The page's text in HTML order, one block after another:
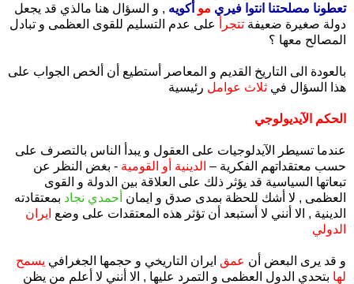
تعطونا مصلحتنا انتوا فيري مو أكويه , و السؤال هنا مالذي قد يجعل
دولة صغيرة ضعيفة تتجرأ
على عدم التسليم للقوى العظمى و تبادل
المصالح معها ؟
بالعودة الى التاريخ القديم و المعاصر أستطيع أن ألخص الجواب على
هذا السؤال في ثلاث عوامل رئيسية
الحكم الآيديولوجي
عندما تسيطر الآيدلوجيات على العقول و يبدأ الناس بالتصرف على
حسب معتقداتهم الفكرية – الدينية أو القومية - بغض النظر عن
تبعاتها السياسية قد يؤثر ذلك على العلاقة بين الدولة و القوى
العظمى , لا أشك للحظة بمدى صدق و ايمان أحمدي نجاد بمعتقادته
الدينية , الا أنني لا أستبعد أن تؤثر هذه المعتقدات على وضع ايران
الدولي
و قد يرى البعض أن عمق ايران التاريخي و حجمها الجغرافي يسمح
لها بتحدي الدول العظمى و التمرد عليها , الا أنني لا أعلم من يظن